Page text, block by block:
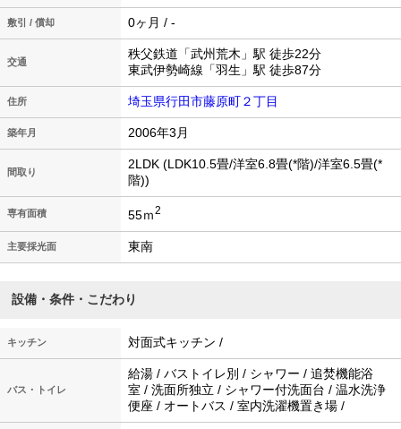
敷引 / 償却 0ヶ月 / -
交通
秩父鉄道「武州荒木」駅 徒歩22分
東武伊勢崎線「羽生」駅 徒歩87分
住所 埼玉県行田市藤原町２丁目
築年月 2006年3月
間取り
2LDK (LDK10.5畳/洋室6.8畳(*階)/洋室6.5畳(*
階))
専有面積 55ｍ2
主要採光面 東南
設備・条件・こだわり
キッチン 対面式キッチン /
バス・トイレ
給湯 / バストイレ別 / シャワー / 追焚機能浴
室 / 洗面所独立 / シャワー付洗面台 / 温水洗浄
便座 / オートバス / 室内洗濯機置き場 /